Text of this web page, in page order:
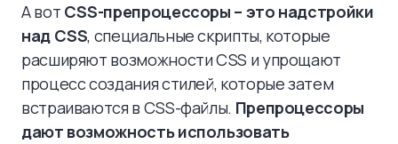
А вот CSS-препроцессоры – это надстройки
над CSS, специальные скрипты, которые
расширяют возможности CSS и упрощают
процесс создания стилей, которые затем
встраиваются в CSS-файлы. Препроцессоры
дают возможность использовать